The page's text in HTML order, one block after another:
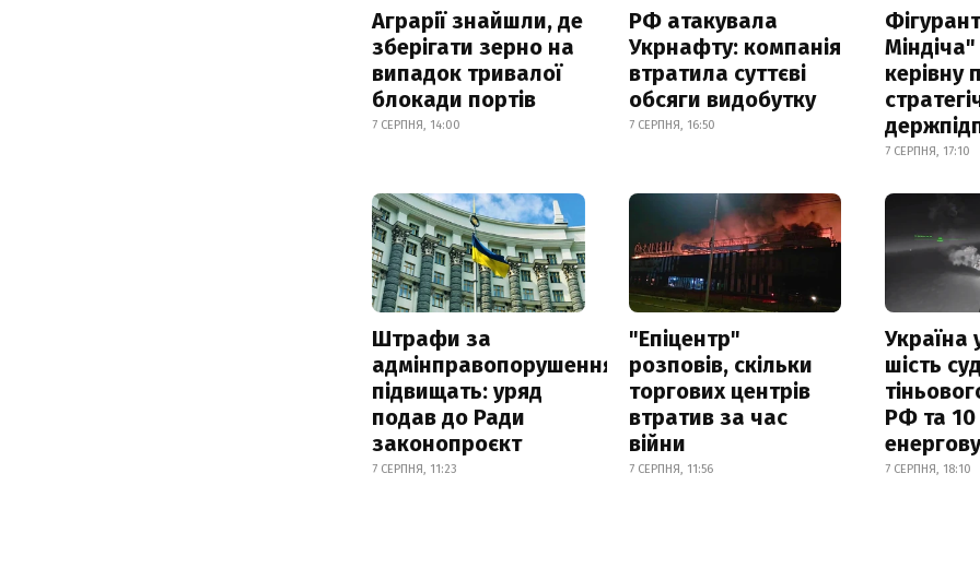
Аграрії знайшли, де
зберігати зерно на
випадок тривалої
блокади портів
7 СЕРПНЯ, 14:00
РФ атакувала
Укрнафту: компанія
втратила суттєві
обсяги видобутку
7 СЕРПНЯ, 16:50
керівну
7 СЕРПНЯ, 17:10
Штрафи за
адмінправопорушення
підвищать: уряд
подав до Ради
законопроєкт
7 СЕРПНЯ, 11:23
"Епіцентр"
розповів, скільки
торгових центрів
втратив за час
війни
7 СЕРПНЯ, 11:56
Україна
шість
РФ та 10
7 СЕРПНЯ, 18:10